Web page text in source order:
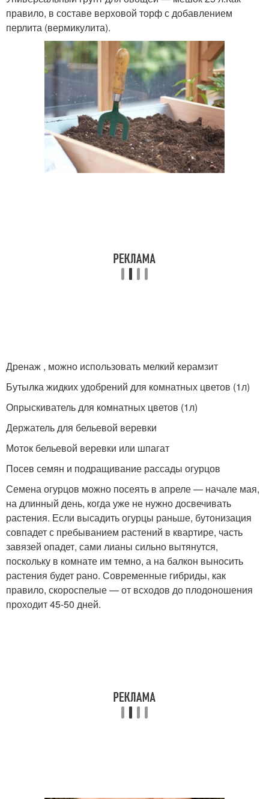
правило, в составе верховой торф с добавлением
перлита (вермикулита).
Дренаж , можно использовать мелкий керамзит
Бутылка жидких удобрений для комнатных цветов (1л)
Опрыскиватель для комнатных цветов (1л)
Держатель для бельевой веревки
Моток бельевой веревки или шпагат
Посев семян и подращивание рассады огурцов
Семена огурцов можно посеять в апреле — начале мая,
на длинный день, когда уже не нужно досвечивать
растения. Если высадить огурцы раньше, бутонизация
совпадет с пребыванием растений в квартире, часть
завязей опадет, сами лианы сильно вытянутся,
поскольку в комнате им темно, а на балкон выносить
растения будет рано. Современные гибриды, как
правило, скороспелые — от всходов до плодоношения
проходит 45-50 дней.